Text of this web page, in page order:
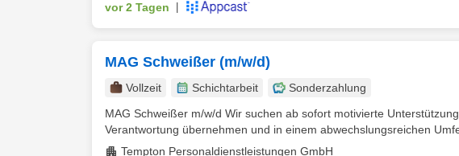
vor 2 Tagen
MAG Schweißer (m/w/d)
Vollzeit Schichtarbeit
Sonderzahlung
MAG Schweißer m/w/d Wir suchen ab sofort motivierte
Verantwortung übernehmen und in einem abwechslungsreichen
Tempton Personaldienstleistungen GmbH